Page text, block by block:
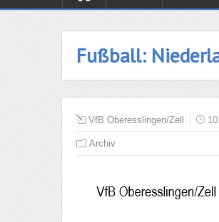
Fußball:
VfB Oberesslingen/Zell
Archiv